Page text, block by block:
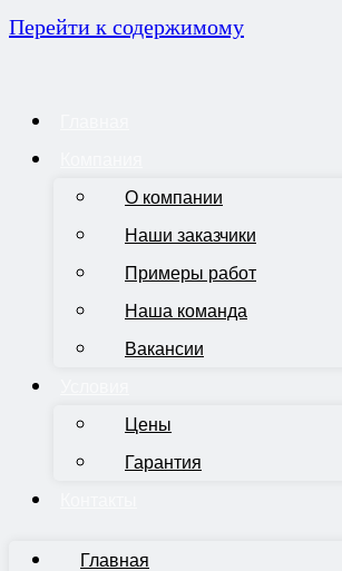
Перейти к содержимому
О компании
Наши заказчики
Примеры работ
Наша команда
Вакансии
Цены
Гарантия
Главная